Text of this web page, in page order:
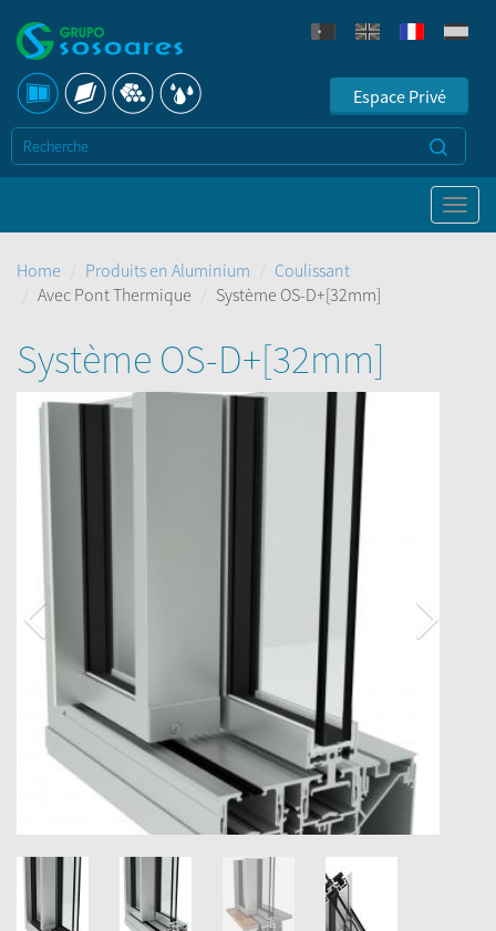
Espace Privé
Home Produits en Aluminium
Coulissant
Avec Pont Thermique
Système OS-D+[32mm]
Système OS-D+[32mm]